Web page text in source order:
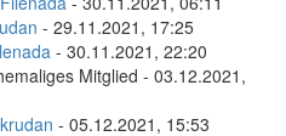
- 29.11.2021, 17:25
- 30.11.2021, 22:20
Mitglied - 03.12.2021,
krudan - 05.12.2021, 15:53